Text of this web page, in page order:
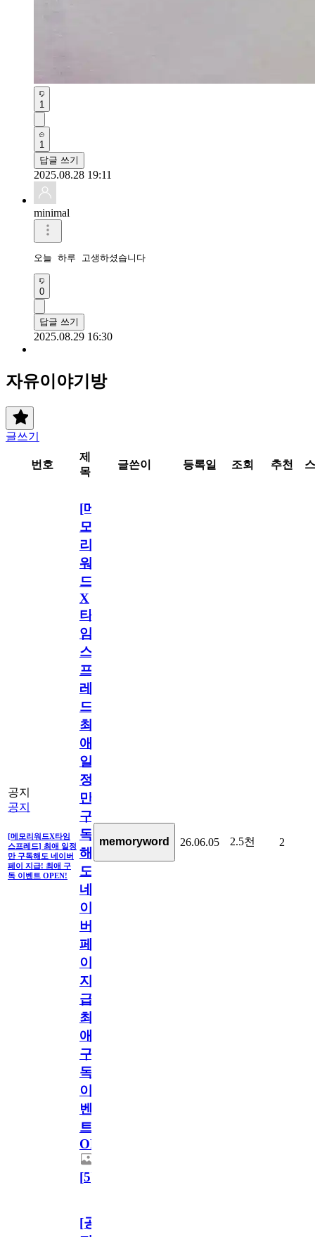
1
1
답글 쓰기
2025.08.28 19:11
minimal
오늘 하루 고생하셨습니다
0
답글 쓰기
2025.08.29 16:30
자유이야기방
글쓰기
번호
제
목
글쓴이 등록일 조회 추천
공지
공지
[메모리워드X타임
스프레드] 최애 일정
만 구독해도 네이버
페이 지급! 최애 구
독 이벤트 OPEN!
[메
모
리
워
드
X
타
임
스
프
레
드]
최
애
일
정
만
구
독
해
도
네
이
버
페
이
지
급!
최
애
구
독
이
벤
트
OPEN!
[5]
memoryword 26.06.05 2.5천 2
[공